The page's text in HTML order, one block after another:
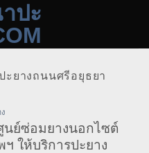
ะยางถนนศรีอยุธยา
นย์ซ่อมยางนอกไซต์
ให้บริการปะยาง